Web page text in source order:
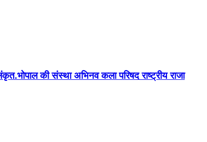
की संस्था अभिनव कला परिषद राष्ट्रीय राजा